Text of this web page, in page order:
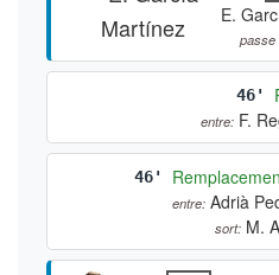
But
E.
46'
entre: F.
Adrià
sort: M.